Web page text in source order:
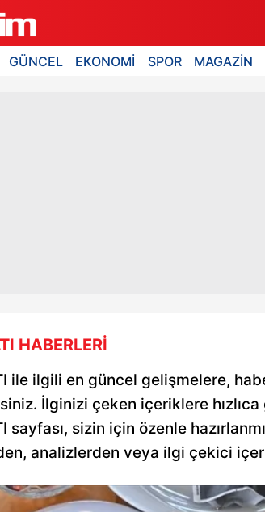
GÜNCEL EKONOMİ SPOR MAGAZİN
HABERLERİ
ile ilgili en güncel gelişmelere,
İlginizi çeken içeriklere
sayfası, sizin için özenle
analizlerden veya ilgi çekici